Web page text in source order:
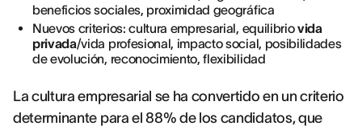
beneficios sociales, proximidad geográfica
Nuevos criterios: cultura empresarial, equilibriovida
privada/vida profesional, impacto social, posibilidades
de evolución, reconocimiento, flexibilidad
La cultura empresarial se ha convertido en un criterio
determinante para el 88% de los candidatos, que